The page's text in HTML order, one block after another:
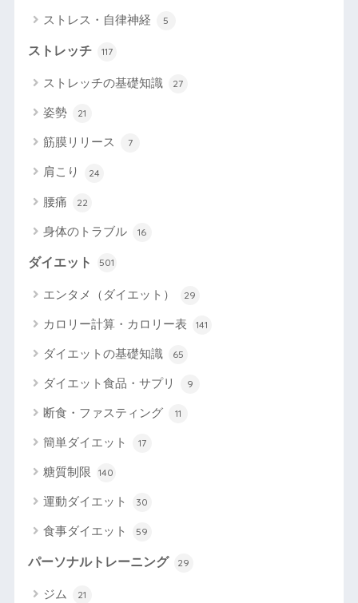
ストレス・自律神経 5
ストレッチ 117
ストレッチの基礎知識 27
姿勢 21
筋膜リリース 7
肩こり 24
腰痛 22
身体のトラブル 16
ダイエット 501
エンタメ（ダイエット） 29
カロリー計算・カロリー表 141
ダイエットの基礎知識 65
ダイエット食品・サプリ 9
断食・ファスティング 11
簡単ダイエット 17
糖質制限 140
運動ダイエット 30
食事ダイエット 59
パーソナルトレーニング 29
ジム 21